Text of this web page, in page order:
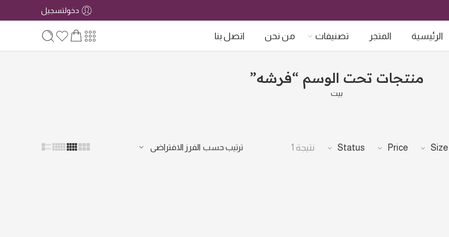
دخولتسجيل
الرئيسية المتجر تصنيفات من نحن اتصل بنا
منتجات تحت الوسم “فرشه”
بيت
Size
Price
Status نتيجة 1 ترتيب حسب الفرز الافتراضى